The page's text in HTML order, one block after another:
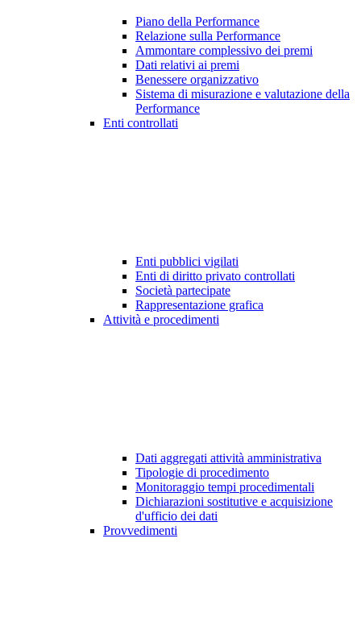
Piano della Performance
Relazione sulla Performance
Ammontare complessivo dei premi
Dati relativi ai premi
Benessere organizzativo
Sistema di misurazione e valutazione della
Performance
Enti controllati
Enti pubblici vigilati
Enti di diritto privato controllati
Società partecipate
Rappresentazione grafica
Attività e procedimenti
Dati aggregati attività amministrativa
Tipologie di procedimento
Monitoraggio tempi procedimentali
Dichiarazioni sostitutive e acquisizione
d'ufficio dei dati
Provvedimenti